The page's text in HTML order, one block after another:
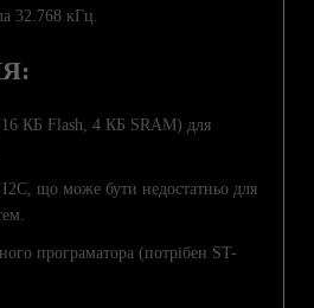
32.768 кГц.
КБ Flash, 4 КБ SRAM) для
що може бути недостатньо для
програматора (потрібен ST-